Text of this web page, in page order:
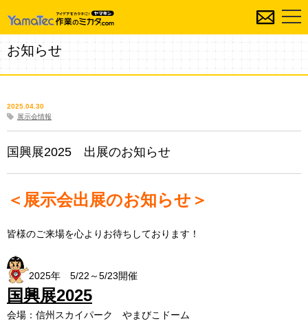
お知らせ
2025.04.30
展示会情報
国興展2025 出展のお知らせ
＜展示会出展のお知らせ＞
皆様のご来場を心よりお待ちしております！
2025年 5/22～5/23開催
国興展2025
会場： 信州スカイパーク やまびこドーム